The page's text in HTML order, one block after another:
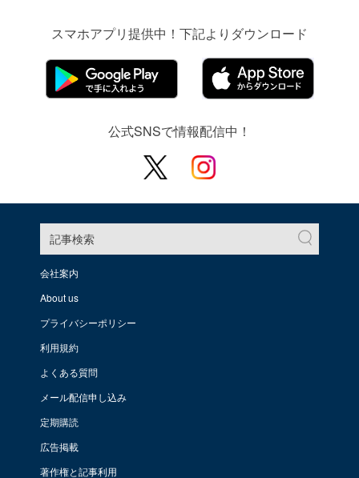
スマホアプリ提供中！下記よりダウンロード
公式SNSで情報配信中！
記事検索
会社案内
About us
プライバシーポリシー
利用規約
よくある質問
メール配信申し込み
定期購読
広告掲載
著作権と記事利用